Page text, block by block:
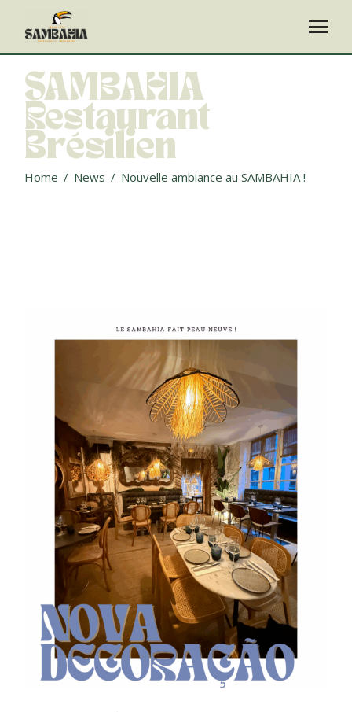
content
SAMBAHIA
Restaurant
Brésilien
Home News Nouvelle ambiance au SAMBAHIA !